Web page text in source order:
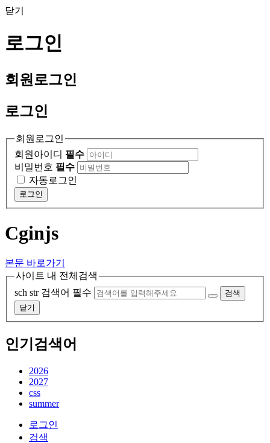
닫기
로그인
회원 로그인
로그인
회원로그인
회원아이디 필수
비밀번호 필수
자동로그인
로그인
Cginjs
본문 바로가기
사이트 내 전체검색
sch str 검색어 필수
검색
닫기
인기검색어
2026
2027
css
summer
로그인
검색